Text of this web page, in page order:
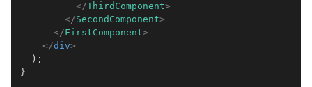
</ThirdComponent>
</SecondComponent>
</FirstComponent>
</div>
) ;
}